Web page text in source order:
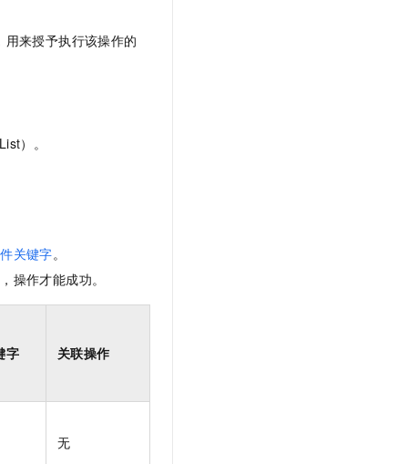
用来授予执行该操作的
）。
关键字。
操作才能成功。
字 关联操作
无